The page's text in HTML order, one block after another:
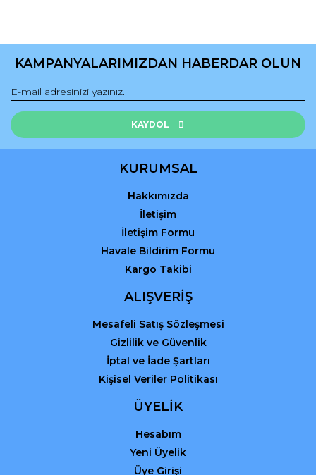
konularda yetersiz gördüğünüz noktaları öneri formunu
Görüş ve önerileriniz için teşekkür ederiz.
Ürün resmi kalitesiz, bozuk veya görüntülenemiyor.
Ürün açıklamasında eksik bilgiler bulunuyor.
Ürün fiyatı diğer sitelerden daha pahalı.
Gönder
KAMPANYALARIMIZDAN HABERDAR OLUN
KAYDOL
KURUMSAL
Hakkımızda
İletişim
İletişim Formu
Havale Bildirim Formu
Kargo Takibi
ALIŞVERİŞ
Mesafeli Satış Sözleşmesi
Gizlilik ve Güvenlik
İptal ve İade Şartları
Kişisel Veriler Politikası
ÜYELİK
Hesabım
Yeni Üyelik
Üye Girişi